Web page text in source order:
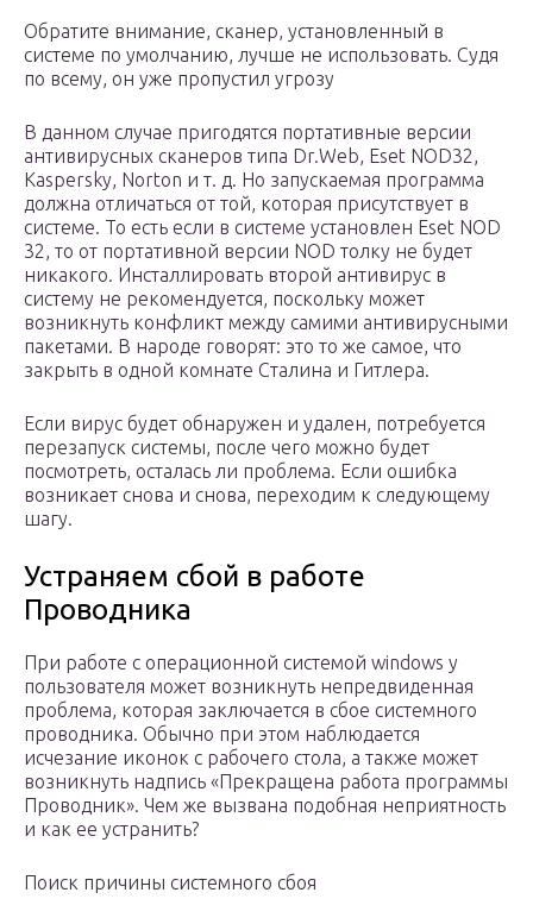
Обратите внимание, сканер, установленный в
системе по умолчанию, лучше не использовать. Судя
по всему, он уже пропустил угрозу
В данном случае пригодятся портативные версии
антивирусных сканеров типа Dr.Web, Eset NOD32,
Kaspersky, Norton и т. д. Но запускаемая программа
должна отличаться от той, которая присутствует в
системе. То есть если в системе установлен Eset NOD
32, то от портативной версии NOD толку не будет
никакого. Инсталлировать второй антивирус в
систему не рекомендуется, поскольку может
возникнуть конфликт между самими антивирусными
пакетами. В народе говорят: это то же самое, что
закрыть в одной комнате Сталина и Гитлера.
Если вирус будет обнаружен и удален, потребуется
перезапуск системы, после чего можно будет
посмотреть, осталась ли проблема. Если ошибка
возникает снова и снова, переходим к следующему
шагу.
Устраняем сбой в работе
Проводника
При работе с операционной системой windows у
пользователя может возникнуть непредвиденная
проблема, которая заключается в сбое системного
проводника. Обычно при этом наблюдается
исчезание иконок с рабочего стола, а также может
возникнуть надпись «Прекращена работа программы
Проводник». Чем же вызвана подобная неприятность
и как ее устранить?
Поиск причины системного сбоя